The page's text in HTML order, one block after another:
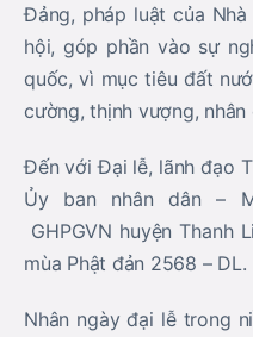
Đảng, pháp luật của
hội, góp phần vào sự
quốc, vì mục tiêu đất
cường, thịnh vượng, nhân
Đến với Đại lễ, lãnh đạo
Ủy ban nhân dân –
GHPGVN huyện Thanh
mùa Phật đản 2568 – DL.
Nhân ngày đại lễ trong